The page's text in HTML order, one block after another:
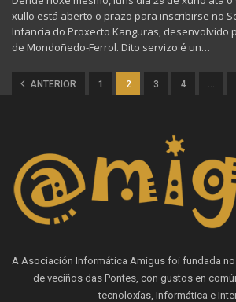
xullo está aberto o prazo para inscribirse no
Infancia do Proxecto Kanguras, desenvolvido
de Mondoñedo-Ferrol. Dito servizo é un…
ANTERIOR 1 2 3 4
A Asociación Informática Amigus foi fundada
de veciños das Pontes, con gustos en
tecnoloxías, Informática e